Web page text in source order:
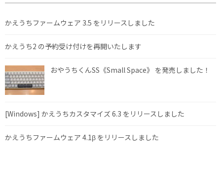
かえうちファームウェア 3.5 をリリースしました
かえうち2 の予約受け付けを再開いたします
おやうちくんSS《Small Space》 を発売しました！
[Windows] かえうちカスタマイズ 6.3 をリリースしました
かえうちファームウェア 4.1β をリリースしました